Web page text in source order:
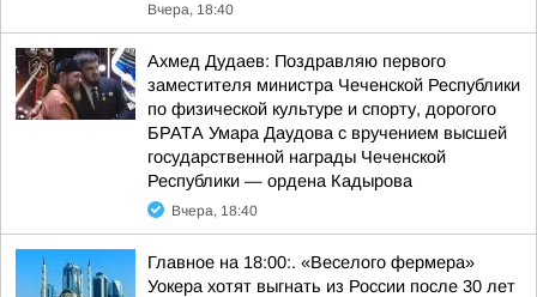
Вчера, 18:40
Ахмед Дудаев: Поздравляю первого
заместителя министра Чеченской Республики
по физической культуре и спорту, дорогого
БРАТА Умара Даудова с вручением высшей
государственной награды Чеченской
Республики — ордена Кадырова
Вчера, 18:40
Главное на 18:00:. «Веселого фермера»
Уокера хотят выгнать из России после 30 лет